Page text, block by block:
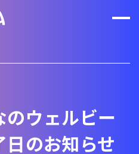
ウェルビー
のお知らせ